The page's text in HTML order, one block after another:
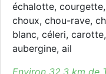
échalotte,
choux, chou-rave,
blanc, céleri,
aubergine, ail
Environ 32.3 km de